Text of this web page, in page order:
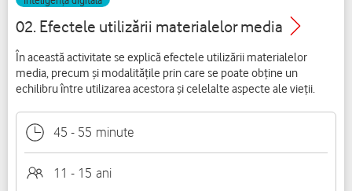
02. Efectele utilizării materialelor media
În această activitate se explică efectele utilizării materialelor
media, precum și modalitățile prin care se poate obține un
echilibru între utilizarea acestora și celelalte aspecte ale vieții.
45 - 55 minute
11 - 15 ani